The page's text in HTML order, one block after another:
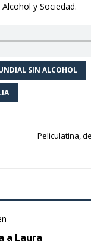
y Sociedad.
SIN ALCOHOL
Peliculatina,
a Laura